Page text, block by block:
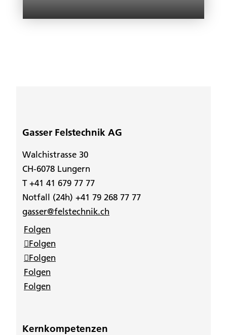
Gasser Felstechnik AG
Walchistrasse 30
CH-6078 Lungern
T +41 41 679 77 77
Notfall (24h) +41 79 268 77 77
gasser@felstechnik.ch
Folgen
Folgen
Folgen
Folgen
Folgen
Kernkompetenzen